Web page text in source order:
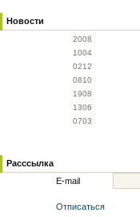
Новости
2008
1004
0212
0810
1908
1306
0703
Расссылка
E-mail
Отписаться